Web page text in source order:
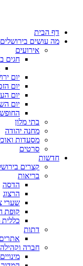
דף הבית
מה עושים בירושלים
אירועים
חגים
יום
יום
יום
יום
בתי מלון
מחנה יהודה
מסעדות
סרטים
חדשות
קצרים
בריאות
הדסה
הרצוג
שערי
קופת
כללית
דתות
חברה וקהילה